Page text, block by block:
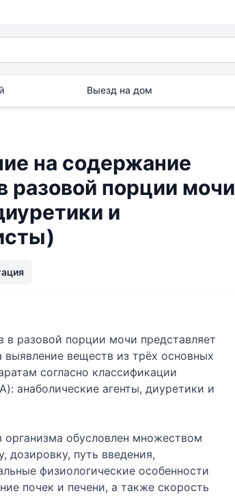
Выезд на дом
на содержание
разовой порции мочи
и
разовой порции мочи представляет
веществ из трёх основных
согласно классификации
анаболические агенты, диуретики и
обусловлен множеством
дозировку, путь введения,
физиологические особенности
почек и печени, а также скорость